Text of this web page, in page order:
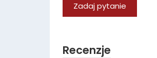
Zadaj pytanie
Recenzje